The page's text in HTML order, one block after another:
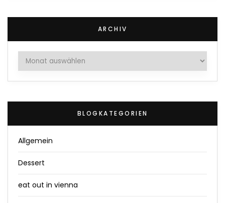
ARCHIV
Archiv
BLOGKATEGORIEN
Allgemein
Dessert
eat out in vienna